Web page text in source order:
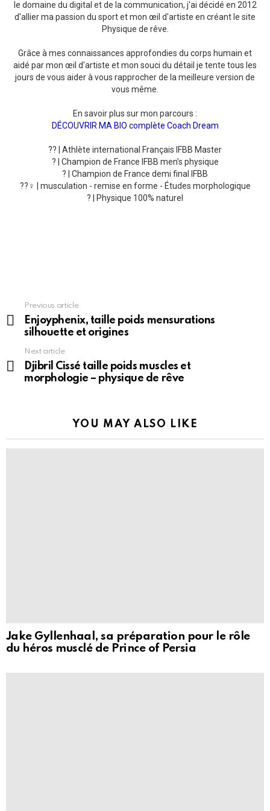
le domaine du digital et de la communication, j'ai décidé en 2012
d'allier ma passion du sport et mon œil d'artiste en créant le site
Physique de rêve.
Grâce à mes connaissances approfondies du corps humain et
aidé par mon œil d'artiste et mon souci du détail je tente tous les
jours de vous aider à vous rapprocher de la meilleure version de
vous même.
En savoir plus sur mon parcours :
DÉCOUVRIR MA BIO complète Coach Dream
?? | Athlète international Français IFBB Master
? | Champion de France IFBB men’s physique
? | Champion de France demi final IFBB
??‍♀️ | musculation - remise en forme - Études morphologique
? | Physique 100% naturel
more
Previous article
Enjoyphenix, taille poids mensurations
silhouette et origines
Next article
Djibril Cissé taille poids muscles et
morphologie – physique de rêve
YOU MAY ALSO LIKE
Jake Gyllenhaal, sa préparation pour le rôle
du héros musclé de Prince of Persia